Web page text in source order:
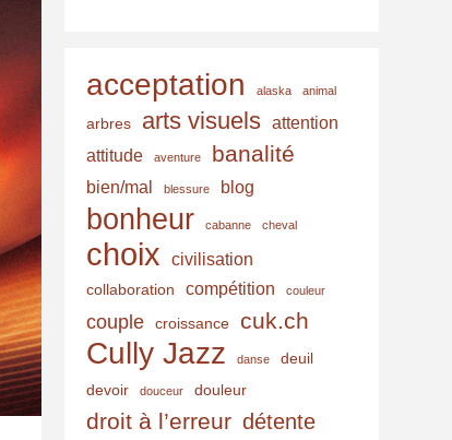
e
-
m
a
i
l
acceptation alaska animal
arbres arts visuels attention
attitude
aventure banalité
bien/mal blessure blog
bonheur cabanne cheval
choix civilisation
collaboration compétition couleur
couple croissance cuk.ch
Cully Jazz danse
deuil
devoir
douceur douleur
droit à l’erreur détente